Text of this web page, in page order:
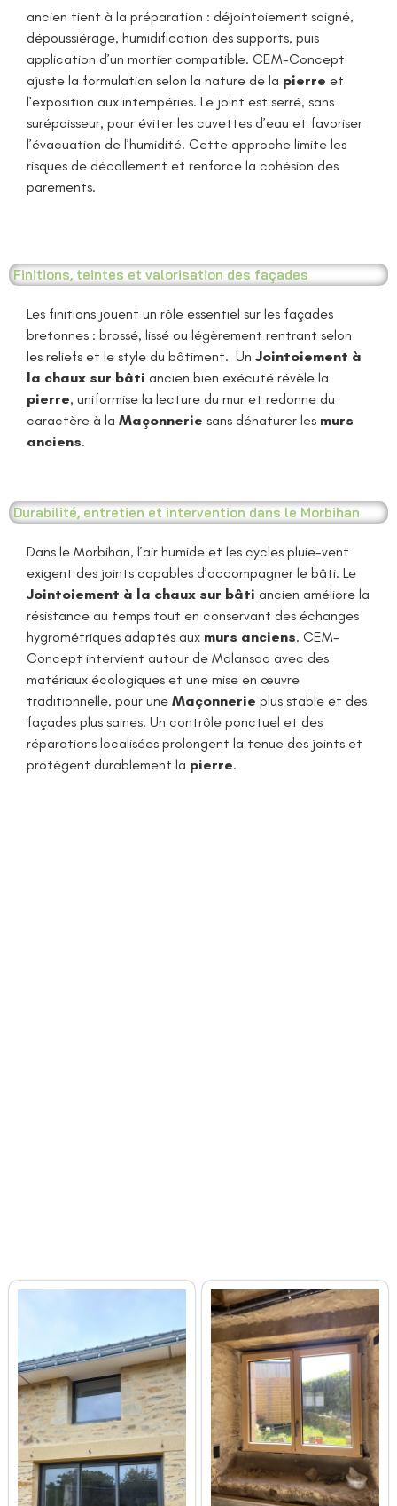
ancien tient à la préparation : déjointoiement soigné,
dépoussiérage, humidification des supports, puis
application d’un mortier compatible. CEM-Concept
ajuste la formulation selon la nature de la pierre et
l’exposition aux intempéries. Le joint est serré, sans
surépaisseur, pour éviter les cuvettes d’eau et favoriser
l’évacuation de l’humidité. Cette approche limite les
risques de décollement et renforce la cohésion des
parements.
Finitions, teintes et valorisation des façades
Les finitions jouent un rôle essentiel sur les façades
bretonnes : brossé, lissé ou légèrement rentrant selon
les reliefs et le style du bâtiment. Un Jointoiement à
la chaux sur bâti ancien bien exécuté révèle la
pierre, uniformise la lecture du mur et redonne du
caractère à la Maçonnerie sans dénaturer les murs
anciens.
Durabilité, entretien et intervention dans le Morbihan
Dans le Morbihan, l’air humide et les cycles pluie-vent
exigent des joints capables d’accompagner le bâti. Le
Jointoiement à la chaux sur bâti ancien améliore la
résistance au temps tout en conservant des échanges
hygrométriques adaptés aux murs anciens. CEM-
Concept intervient autour de Malansac avec des
matériaux écologiques et une mise en œuvre
traditionnelle, pour une Maçonnerie plus stable et des
façades plus saines. Un contrôle ponctuel et des
réparations localisées prolongent la tenue des joints et
protègent durablement la pierre.